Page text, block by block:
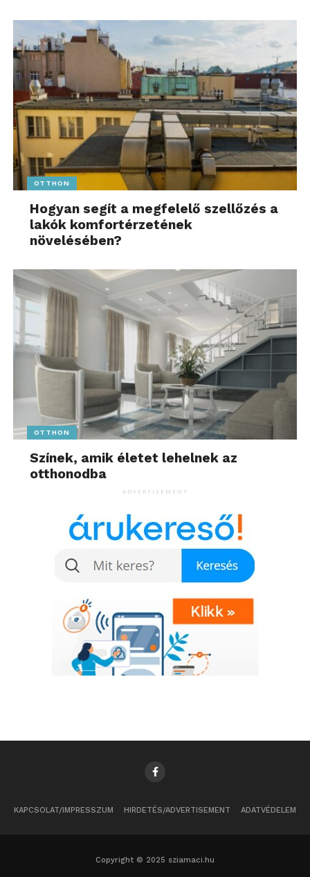
OTTHON
Hogyan segít a megfelelő szellőzés a
lakók komfortérzetének
növelésében?
OTTHON
Színek, amik életet lehelnek az
otthonodba
ADVERTISEMENT
KAPCSOLAT/IMPRESSZUM HIRDETÉS/ADVERTISEMENT ADATVÉDELEM
Copyright © 2025 sziamaci.hu